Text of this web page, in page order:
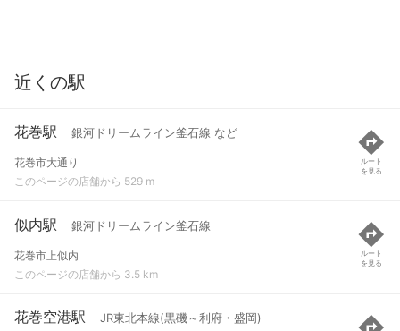
近くの駅
花巻駅 銀河ドリームライン釜石線 など
花巻市大通り
このページの店舗から 529 m
ルート
を見る
似内駅 銀河ドリームライン釜石線
花巻市上似内
このページの店舗から 3.5 km
ルート
を見る
花巻空港駅 JR東北本線(黒磯～利府・盛岡)